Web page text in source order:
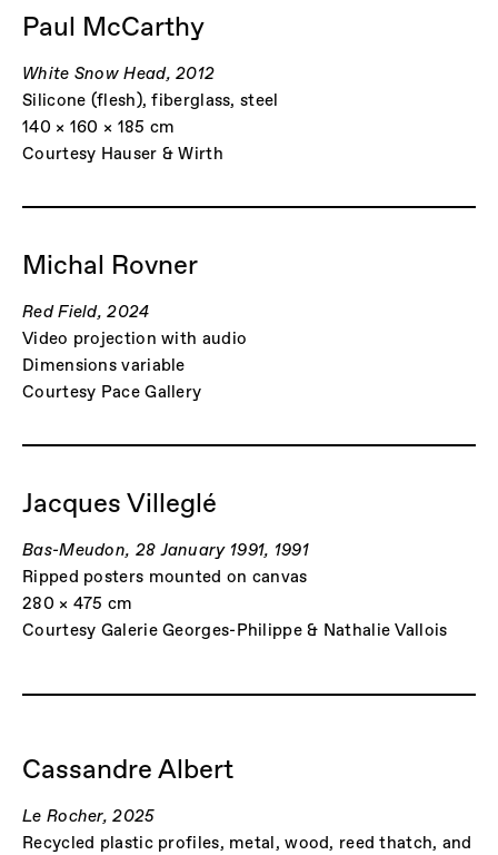
Paul McCarthy
White Snow Head, 2012
Silicone (flesh), fiberglass, steel
140 × 160 × 185 cm
Courtesy Hauser & Wirth
Michal Rovner
Red Field, 2024
Video projection with audio
Dimensions variable
Courtesy Pace Gallery
Jacques Villeglé
Bas-Meudon, 28 January 1991, 1991
Ripped posters mounted on canvas
280 × 475 cm
Courtesy Galerie Georges-Philippe & Nathalie Vallois
Cassandre Albert
Le Rocher, 2025
Recycled plastic profiles, metal, wood, reed thatch, and